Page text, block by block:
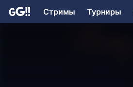
Стримы Турниры